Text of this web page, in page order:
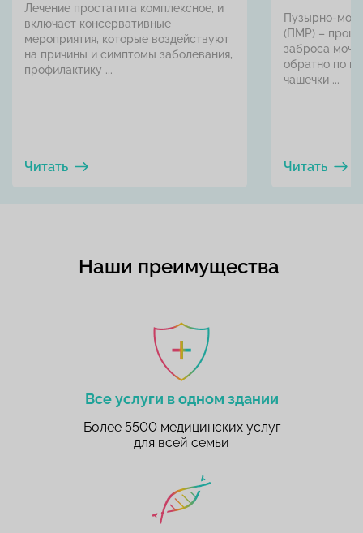
Лечение простатита комплексное, и
включает консервативные
мероприятия, которые воздействуют
на причины и симптомы заболевания,
профилактику ...
Читать
Пузырно-
(ПМР) –
заброса мочи
обратно по
чашечки ...
Читать
Наши преимущества
Все услуги в одном здании
Более 5500 медицинских услуг
для всей семьи